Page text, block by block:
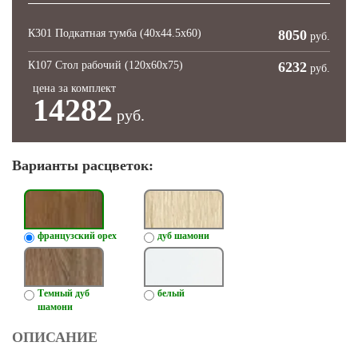
К301 Подкатная тумба (40х44.5х60) 8050 руб.
К107 Стол рабочий (120х60х75) 6232 руб.
цена за комплект
14282 руб.
Варианты расцветок:
французский орех дуб шамони
Темный дуб
шамони
белый
ОПИСАНИЕ